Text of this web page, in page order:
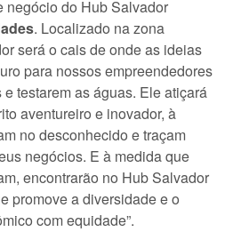
negócio do Hub Salvador
. Localizado na zona
será o cais de onde as ideias
para nossos empreendedores
testarem as águas. Ele atiçará
aventureiro e inovador, à
no desconhecido e traçam
negócios. E à medida que
encontrarão no Hub Salvador
promove a diversidade e o
com equidade”.